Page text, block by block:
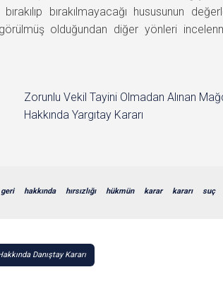
bırakılmayacağı hususunun
olduğundan diğer yönleri
Zorunlu Vekil Tayini Olmadan Alınan
Hakkında Yargıtay Kararı
geri hakkında hırsızlığı hükmün karar kararı suç
Danıştay Kararı